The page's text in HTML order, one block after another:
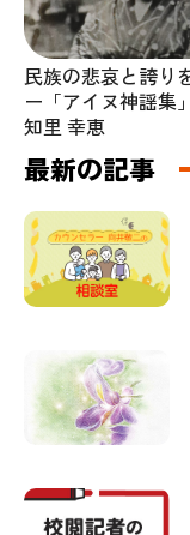
民族の悲哀と誇り
ー「アイヌ神謡集
知里 幸恵
最新の記事